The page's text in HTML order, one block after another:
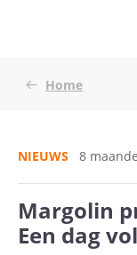
Home
NIEUWS 8
Margolin
Een dag